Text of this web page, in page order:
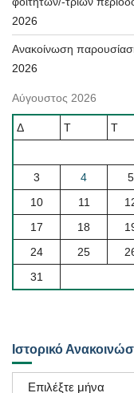
2026
Ανακοίνωση
2026
Αύγουστος 2026
Δ Τ Τ
3
4 5
10
11
17
18
24
25
31
Ιστορικό
Ιστορικό